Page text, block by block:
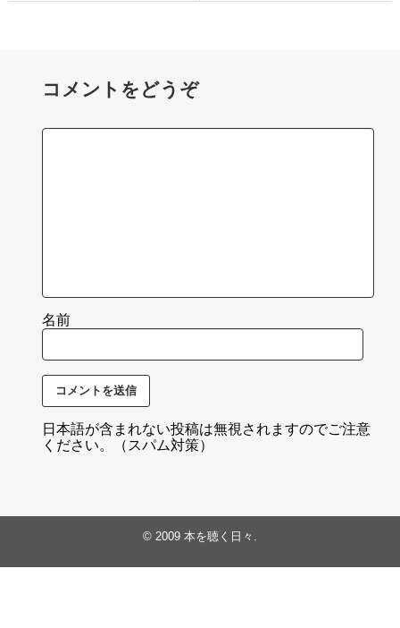
コメントをどうぞ
名前
日本語が含まれない投稿は無視されますのでご注意
ください。（スパム対策）
© 2009 本を聴く日々 .